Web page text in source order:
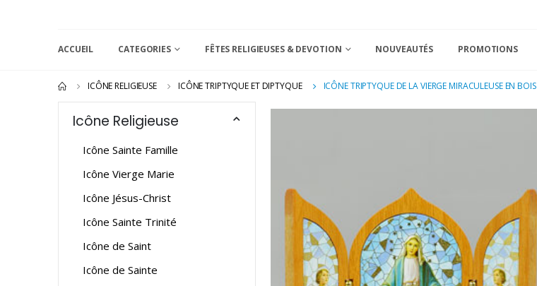
ACCUEIL CATEGORIES FÊTES RELIGIEUSES & DEVOTION NOUVEAUTÉS PROMOTIONS
ICÔNE RELIGIEUSE ICÔNE TRIPTYQUE ET DIPTYQUE ICÔNE TRIPTYQUE DE LA VIERGE MIRACULEUSE EN BOIS
Icône Religieuse
Icône Sainte Famille
Icône Vierge Marie
Icône Jésus-Christ
Icône Sainte Trinité
Icône de Saint
Icône de Sainte